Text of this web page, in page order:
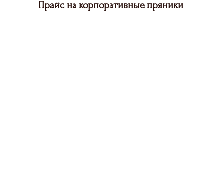
Прайс на корпоративные пряники